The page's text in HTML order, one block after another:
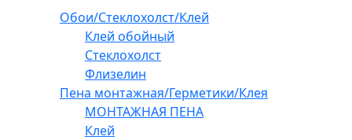
Обои/Стеклохолст/Клей
Клей обойный
Стеклохолст
Флизелин
Пена монтажная/Герметики/Клея
МОНТАЖНАЯ ПЕНА
Клей